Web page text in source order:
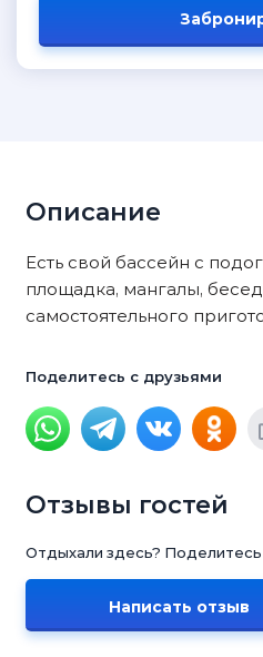
Описание
Есть свой бассейн с
площадка, мангалы,
самостоятельного
Поделитесь с друзьями
Отзывы гостей
Отдыхали здесь?
Написать отзыв